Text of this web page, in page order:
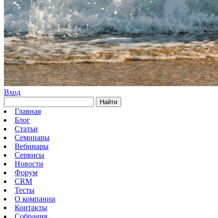
Вход
Найти
Главная
Блог
Статьи
Семинары
Вебинары
Сервисы
Новости
Форум
CRM
Тесты
О компании
Контакты
Собрания